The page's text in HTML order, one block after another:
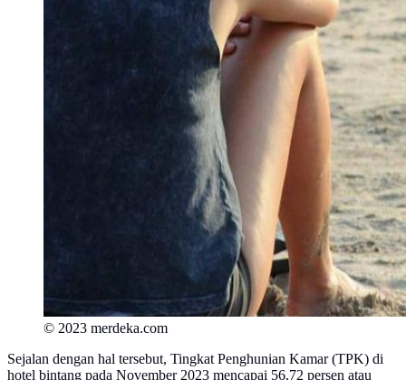
© 2023 merdeka.com
Sejalan dengan hal tersebut, Tingkat Penghunian Kamar (TPK) di
hotel bintang pada November 2023 mencapai 56,72 persen atau